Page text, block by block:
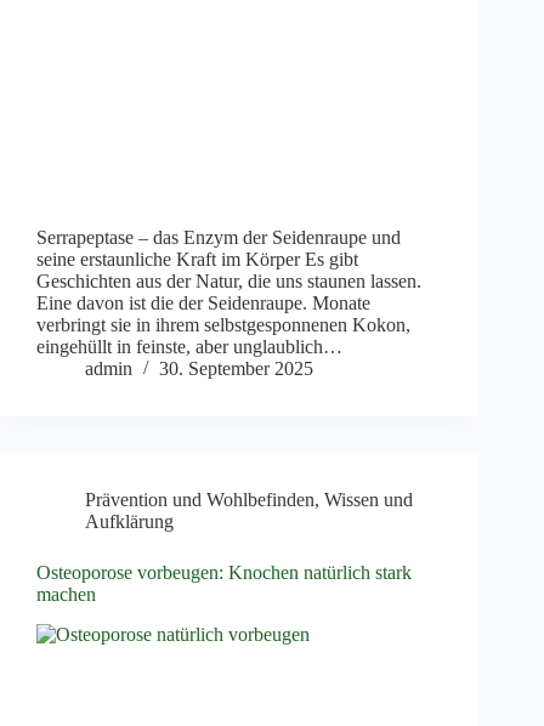
Serrapeptase – das Enzym der Seidenraupe und
seine erstaunliche Kraft im Körper Es gibt
Geschichten aus der Natur, die uns staunen lassen.
Eine davon ist die der Seidenraupe. Monate
verbringt sie in ihrem selbstgesponnenen Kokon,
eingehüllt in feinste, aber unglaublich…
admin
30. September 2025
Prävention und Wohlbefinden, Wissen und
Aufklärung
Osteoporose vorbeugen: Knochen natürlich stark
machen